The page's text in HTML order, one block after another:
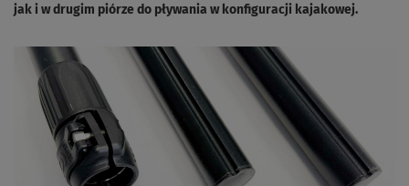
jak i w drugim piórze do pływania w konfiguracji kajakowej.